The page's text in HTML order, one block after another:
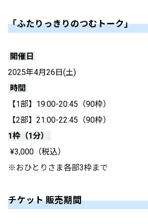
「ふたりっきりのつむトーク」
開催日
2025年4月26日(土)
時間
【1部】19:00-20:45（90枠）
【2部】21:00-22:45（90枠）
1枠（1分）
¥3,000（税込）
※おひとりさま各部3枠まで
チケット 販売期間